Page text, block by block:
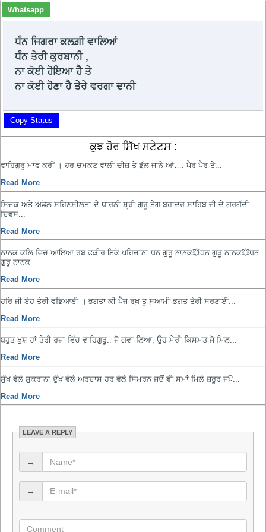
Whatsapp
ਧੰਨ ਜਿਗਰਾ ਕਲਗ਼ੀ ਵਾਲਿਆਂ
ਧੰਨ ਤੇਰੀ ਕੁਰਬਾਨੀ ,
ਨਾ ਕੋਈ ਹੋਇਆ ਹੈ ਤੇ
ਨਾ ਕੋਈ ਹੋਣਾ ਹੈ ਤੇਰੇ ਵਰਗਾ ਦਾਨੀ
Copy Status
ਕੁਝ ਹੋਰ ਸਿੱਖ ਸਟੇਟਸ :
ਵਾਹਿਗੁਰੂ ਮਾਫ ਕਰੀਂ । ਹਰ ਚਮਕਣ ਵਾਲੀ ਚੀਜ਼ ਤੇ ਡੁੱਲ ਜਾਨੇ ਆਂ…. ਪੈਰ ਪੈਰ ਤੇ...
Read More
ਸਿਦਕ ਅਤੇ ਅਡੋਲ ਸਹਿਣਸ਼ੀਲਤਾ ਦੇ ਧਾਰਨੀ ਸ਼੍ਰੀ ਗੁਰੂ ਤੇਗ ਬਹਾਦਰ ਸਾਹਿਬ ਜੀ ਦੇ ਗੁਰਗੱਦੀ
ਦਿਵਸ...
Read More
ਨਾਨਕ ਕਲਿ ਵਿਚ ਆਇਆ ਰਬ ਫਕੀਰ ਇਕੋ ਪਹਿਚਾਨਾ ਧਨ ਗੁਰੂ ਨਾਨਕ💥ਧਨ ਗੁਰੂ ਨਾਨਕ💥ਧਨ
ਗੁਰੂ ਨਾਨਕ
Read More
ਹਰਿ ਜੀ ਏਹ ਤੇਰੀ ਵਡਿਆਈ ॥ ਭਗਤਾ ਕੀ ਪੈਜ ਰਖੁ ਤੂ ਸੁਆਮੀ ਭਗਤ ਤੇਰੀ ਸਰਣਾਈ...
Read More
ਬਹੁਤ ਖੁਸ਼ ਹਾਂ ਤੇਰੀ ਰਜ਼ਾ ਵਿੱਚ ਵਾਹਿਗੁਰੂ.. ਜੋ ਗਵਾ ਲਿਆ, ਉਹ ਮੇਰੀ ਕਿਸਮਤ ਜੋ ਮਿਲ...
Read More
ਸੁੱਖ ਵੇਲੇ ਸ਼ੁਕਰਾਨਾ ਦੁੱਖ ਵੇਲੇ ਅਰਦਾਸ ਹਰ ਵੇਲੇ ਸਿਮਰਨ ਜਦੋਂ ਵੀ ਸਮਾਂ ਮਿਲੇ ਜ਼ਰੂਰ ਜਪੋ...
Read More
LEAVE A REPLY
→
→